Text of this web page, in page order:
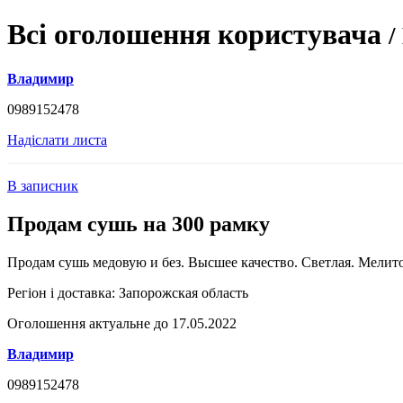
Всі оголошення користувача/
Владимир
0989152478
Надіслати листа
В записник
Продам сушь на 300 рамку
Продам сушь медовую и без. Высшее качество. Светлая.
Регіон і доставка: Запорожская область
Оголошення актуальне до 17.05.2022
Владимир
0989152478